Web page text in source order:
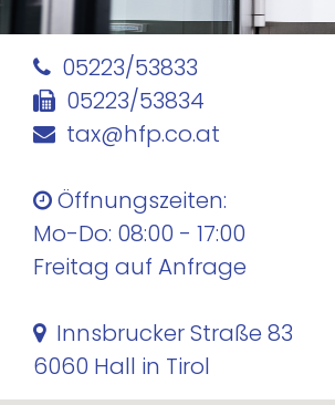
05223/53833
05223/53834
tax@hfp.co.at
Öffnungszeiten:
Mo-Do: 08:00 - 17:00
Freitag auf Anfrage
Innsbrucker Straße 83
6060 Hall in Tirol